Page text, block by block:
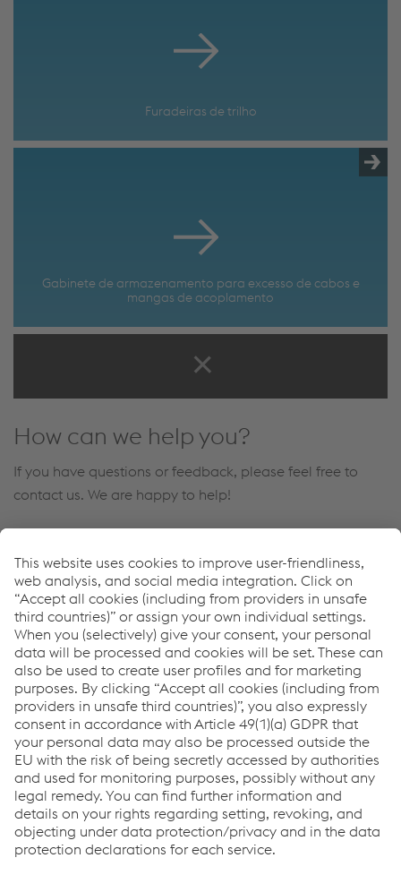
Furadeiras de trilho
Gabinete de armazenamento para excesso de cabos e
mangas de acoplamento
How can we help you?
If you have questions or feedback, please feel free to
contact us. We are happy to help!
Senior Vice President Sales (Signaling; voestalpine
Signaling Austria GmbH)
Enviar e-mail
Downloads
Cable Bonding and Fixation Systems PDF | 4,98 MB
Links
Applications
Products
Services